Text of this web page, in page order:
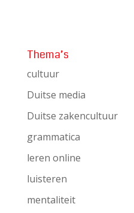
Thema’s
cultuur
Duitse media
Duitse zakencultuur
grammatica
leren online
luisteren
mentaliteit